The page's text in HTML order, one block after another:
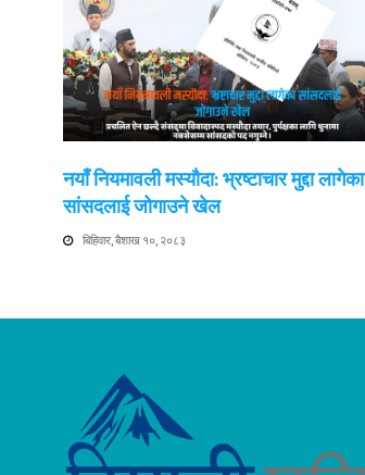
नयाँ नियमावली मस्यौदा: भ्रष्टाचार मुद्दा लागेका
सांसदलाई जोगाउने खेल
बिहिवार, बैशाख १०, २०८३